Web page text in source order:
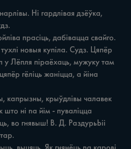
новыя купіла. Судз. Цяпёр
у Лёпля піраёхаць, мужуку там
гёліць жаніцца, a йіна
ні na йім - пуваліцца
во гнявыш! В. Д. РаздурьЬіі